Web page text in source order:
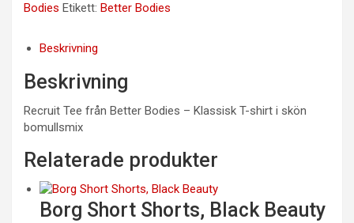
Bodies Etikett: Better Bodies
Beskrivning
Beskrivning
Recruit Tee från Better Bodies – Klassisk T-shirt i skön
bomullsmix
Relaterade produkter
Borg Short Shorts, Black Beauty